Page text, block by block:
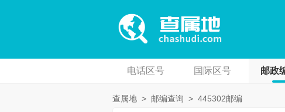
电话区号 国际区号 邮政
查属地 > 邮编查询 > 445302邮编